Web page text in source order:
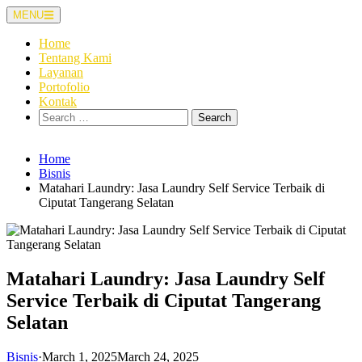
Skip
to
content
MENU
Home
Tentang Kami
Layanan
Portofolio
Kontak
Search
for:
Home
Bisnis
Matahari Laundry: Jasa Laundry Self Service Terbaik di
Ciputat Tangerang Selatan
Matahari Laundry: Jasa Laundry Self
Service Terbaik di Ciputat Tangerang
Selatan
Bisnis·March 1, 2025March 24, 2025